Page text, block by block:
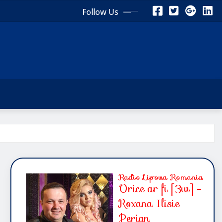
Follow Us